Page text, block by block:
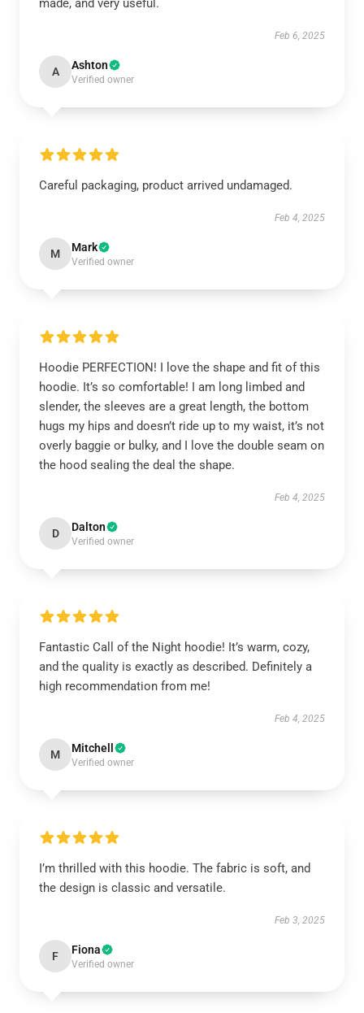
made, and very useful.
Feb 6, 2025
A Ashton
Verified owner
Careful packaging, product arrived undamaged.
Feb 4, 2025
M Mark
Verified owner
Hoodie PERFECTION! I love the shape and fit of this
hoodie. It’s so comfortable! I am long limbed and
slender, the sleeves are a great length, the bottom
hugs my hips and doesn’t ride up to my waist, it’s not
overly baggie or bulky, and I love the double seam on
the hood sealing the deal the shape.
Feb 4, 2025
D Dalton
Verified owner
Fantastic Call of the Night hoodie! It’s warm, cozy,
and the quality is exactly as described. Definitely a
high recommendation from me!
Feb 4, 2025
M Mitchell
Verified owner
I’m thrilled with this hoodie. The fabric is soft, and
the design is classic and versatile.
Feb 3, 2025
F Fiona
Verified owner